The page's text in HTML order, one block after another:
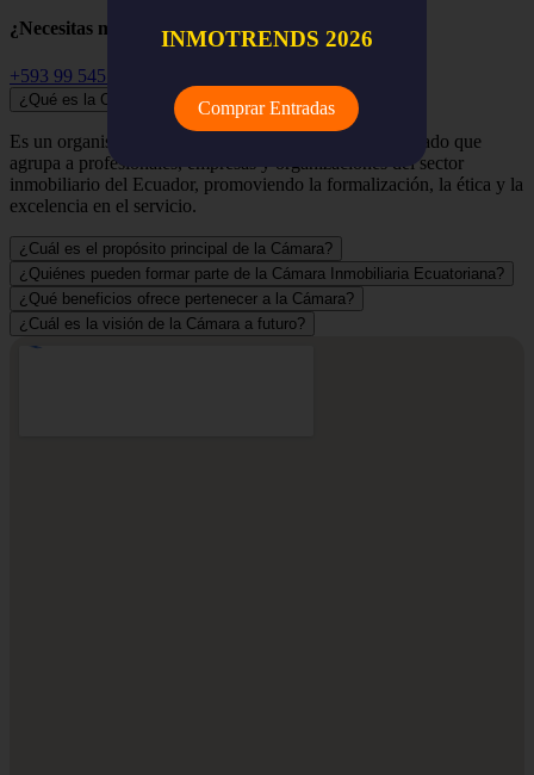
¿Necesitas más información?
+593 99 545 3741
¿Qué es la Cámara Inmobiliaria Ecuatoriana?
Es un organismo independiente, renovador y despolitizado que
agrupa a profesionales, empresas y organizaciones del sector
inmobiliario del Ecuador, promoviendo la formalización, la ética y la
excelencia en el servicio.
¿Cuál es el propósito principal de la Cámara?
¿Quiénes pueden formar parte de la Cámara Inmobiliaria Ecuatoriana?
¿Qué beneficios ofrece pertenecer a la Cámara?
¿Cuál es la visión de la Cámara a futuro?
INMOTRENDS 2026
Comprar Entradas